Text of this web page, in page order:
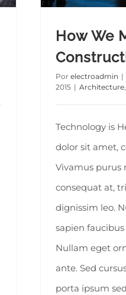
How We
Por electroadmin |
2015 | Architecture
Technology is
dolor sit amet,
Vivamus purus
consequat at,
dignissim leo.
sapien
Nullam eget
ante. Sed
porta ipsum